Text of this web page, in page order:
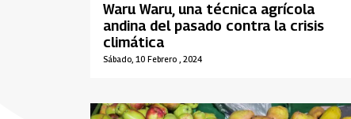
Sábado, 10 Febrero , 2024
Waru Waru, una técnica agrícola
andina del pasado contra la crisis
climática